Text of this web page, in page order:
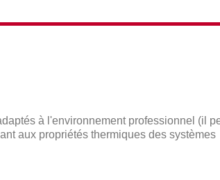
à l'environnement professionnel (il
aux propriétés thermiques des systèmes